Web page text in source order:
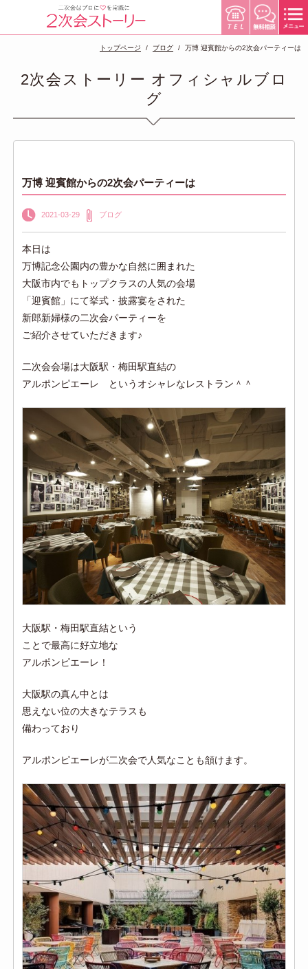
トップページ ブログ 万博 迎賓館からの2次会パーティーは
2次会ストーリー オフィシャルブロ
グ
万博 迎賓館からの2次会パーティーは
2021-03-29 ブログ
本日は
万博記念公園内の豊かな自然に囲まれた
大阪市内でもトップクラスの人気の会場
「迎賓館」にて挙式・披露宴をされた
新郎新婦様の二次会パーティーを
ご紹介させていただきます♪
二次会会場は大阪駅・梅田駅直結の
アルポンピエーレ というオシャレなレストラン＾＾
大阪駅・梅田駅直結という
ことで最高に好立地な
アルポンピエーレ！
大阪駅の真ん中とは
思えない位の大きなテラスも
備わっており
アルポンピエーレが二次会で人気なことも頷けます。